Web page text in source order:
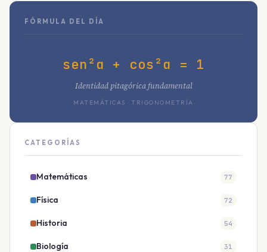
FÓRMULA DEL DÍA
sen²α + cos²α = 1
Identidad pitagórica fundamental
MATEMÁTICAS · TRIGONOMETRÍA
CATEGORÍAS
Matemáticas 77
Física 72
Historia 54
Biología 31